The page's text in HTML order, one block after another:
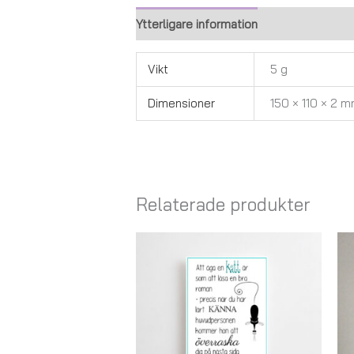
Ytterligare information
Vikt 5 g
Dimensioner 150 × 110 × 2
Relaterade produkter